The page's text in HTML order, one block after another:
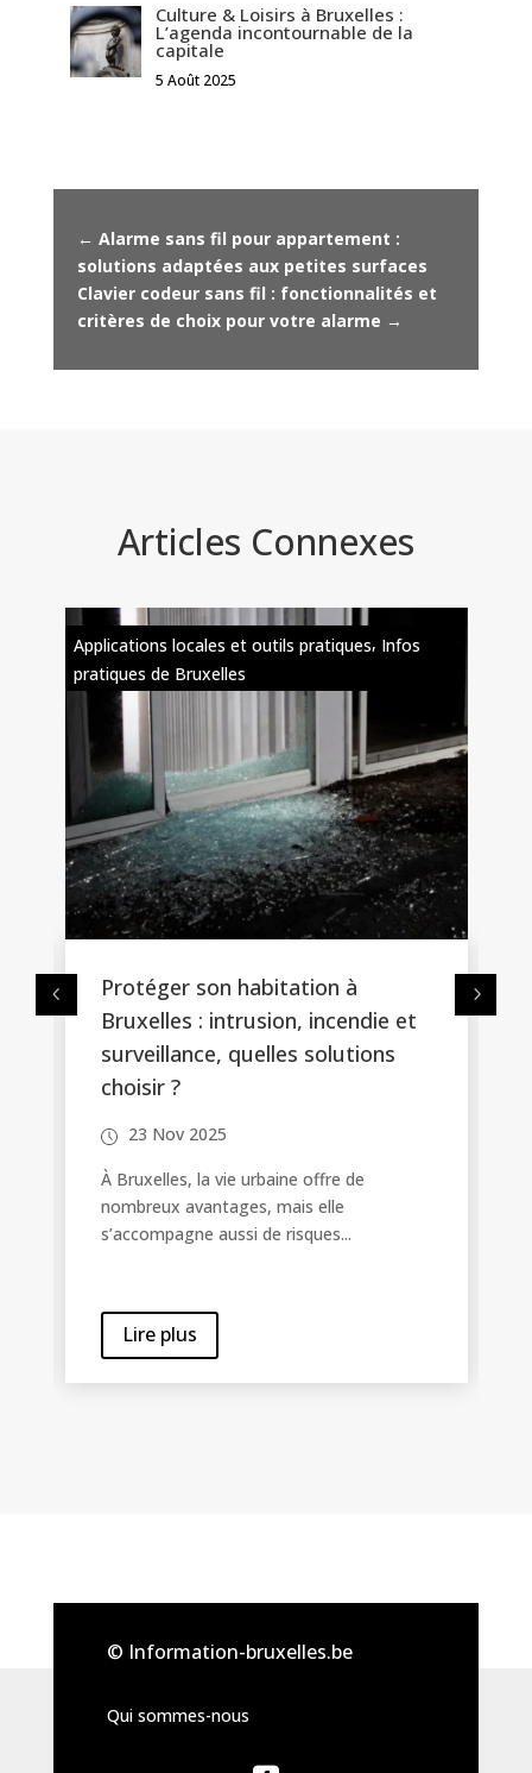
Culture & Loisirs à Bruxelles :
L’agenda incontournable de la
capitale
5 Août 2025
← Alarme sans fil pour appartement :
solutions adaptées aux petites surfaces
Clavier codeur sans fil : fonctionnalités et
critères de choix pour votre alarme →
Articles Connexes
Applications locales et outils pratiques, Infos
pratiques de Bruxelles
Protéger son habitation à
Bruxelles : intrusion, incendie et
surveillance, quelles solutions
choisir ?
23 Nov 2025
À Bruxelles, la vie urbaine offre de
nombreux avantages, mais elle
s’accompagne aussi de risques...
Lire plus
© Information-bruxelles.be
Qui sommes-nous